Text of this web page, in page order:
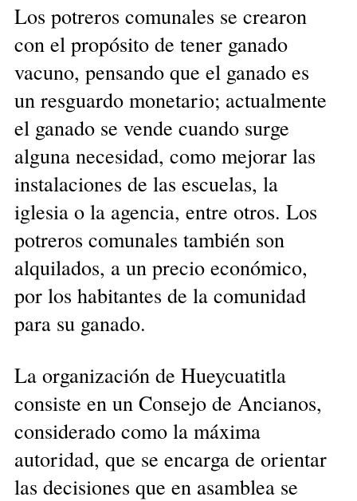
Los potreros comunales se crearon
con el propósito de tener ganado
vacuno, pensando que el ganado es
un resguardo monetario; actualmente
el ganado se vende cuando surge
alguna necesidad, como mejorar las
instalaciones de las escuelas, la
iglesia o la agencia, entre otros. Los
potreros comunales también son
alquilados, a un precio económico,
por los habitantes de la comunidad
para su ganado.
La organización de Hueycuatitla
consiste en un Consejo de Ancianos,
considerado como la máxima
autoridad, que se encarga de orientar
las decisiones que en asamblea se